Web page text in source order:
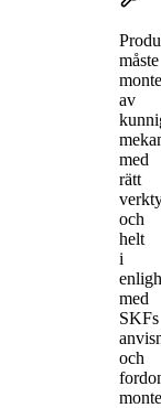
måste
av
med
rätt
och
helt
i
med
SKFs
och